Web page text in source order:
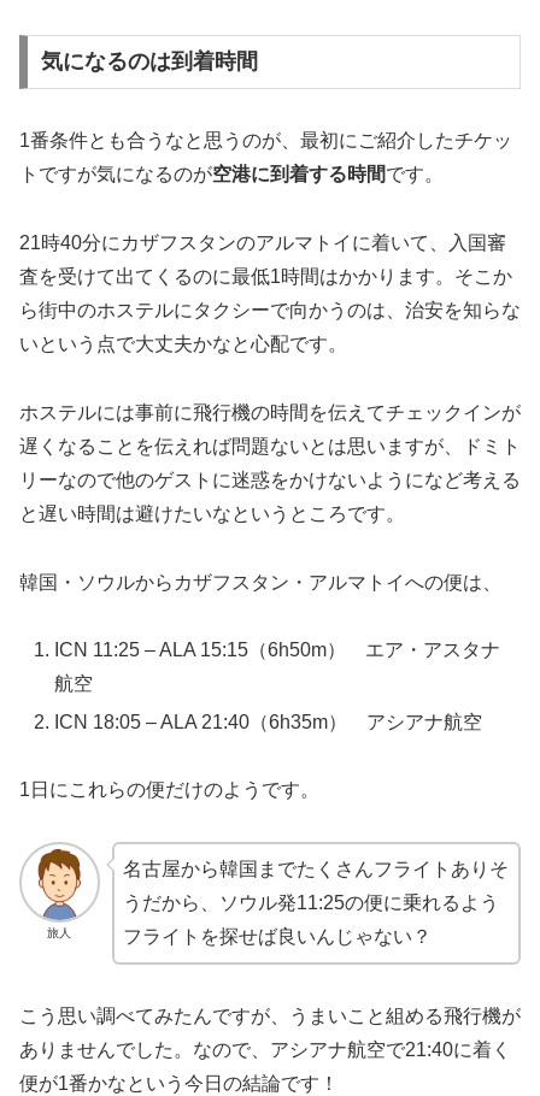
気になるのは到着時間
1番条件とも合うなと思うのが、最初にご紹介したチケッ
トですが気になるのが空港に到着する時間です。
21時40分にカザフスタンのアルマトイに着いて、入国審
査を受けて出てくるのに最低1時間はかかります。そこか
ら街中のホステルにタクシーで向かうのは、治安を知らな
いという点で大丈夫かなと心配です。
ホステルには事前に飛行機の時間を伝えてチェックインが
遅くなることを伝えれば問題ないとは思いますが、ドミト
リーなので他のゲストに迷惑をかけないようになど考える
と遅い時間は避けたいなというところです。
韓国・ソウルからカザフスタン・アルマトイへの便は、
ICN 11:25 – ALA 15:15（6h50m） エア・アスタナ
航空
ICN 18:05 – ALA 21:40（6h35m） アシアナ航空
1日にこれらの便だけのようです。
旅人
名古屋から韓国までたくさんフライトありそ
うだから、ソウル発11:25の便に乗れるよう
フライトを探せば良いんじゃない？
こう思い調べてみたんですが、うまいこと組める飛行機が
ありませんでした。なので、アシアナ航空で21:40に着く
便が1番かなという今日の結論です！